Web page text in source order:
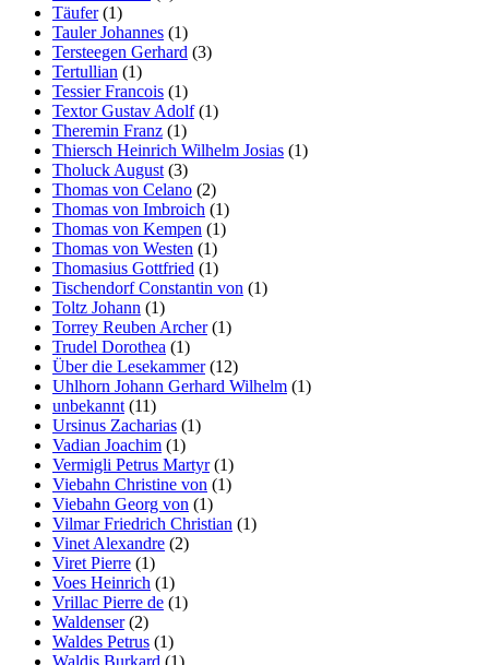
Täufer(1)
Tauler Johannes (1)
Tersteegen Gerhard (3)
Tertullian (1)
Tessier Francois (1)
Textor Gustav Adolf(1)
Theremin Franz (1)
Thiersch Heinrich Wilhelm Josias (1)
Tholuck August (3)
Thomas von Celano (2)
Thomas von Imbroich (1)
Thomas von Kempen (1)
Thomas von Westen (1)
Thomasius Gottfried (1)
Tischendorf Constantin von (1)
Toltz Johann (1)
Torrey Reuben Archer(1)
Trudel Dorothea (1)
Über die Lesekammer(12)
Uhlhorn Johann Gerhard Wilhelm (1)
unbekannt (11)
Ursinus Zacharias (1)
Vadian Joachim (1)
Vermigli Petrus Martyr(1)
Viebahn Christine von (1)
Viebahn Georg von (1)
Vilmar Friedrich Christian (1)
Vinet Alexandre (2)
Viret Pierre (1)
Voes Heinrich (1)
Vrillac Pierre de (1)
Waldenser(2)
Waldes Petrus (1)
Waldis Burkard (1)